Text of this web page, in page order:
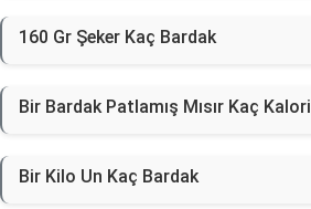
160 Gr Şeker Kaç Bardak
Bir Bardak Patlamış Mısır Kaç Kalori
Bir Kilo Un Kaç Bardak